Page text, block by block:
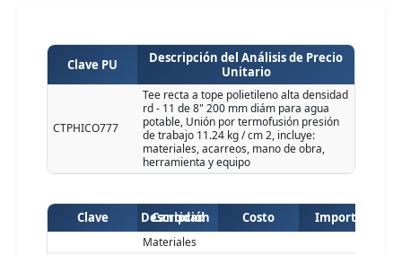
Clave PU
Descripción del Análisis de Precio
Unitario
CTPHICO777
Tee recta a tope polietileno alta densidad
rd - 11 de 8" 200 mm diám para agua
potable, Unión por termofusión presión
de trabajo 11.24 kg / cm 2, incluye:
materiales, acarreos, mano de obra,
herramienta y equipo
Clave Descripción
Cantidad Costo Importe
Materiales